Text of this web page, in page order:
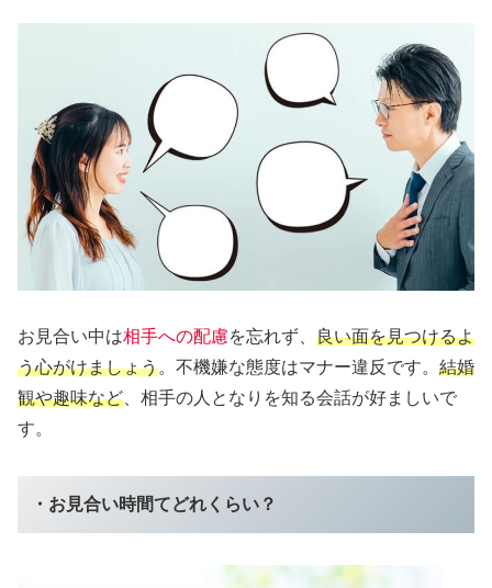
お見合い中は相手への配慮を忘れず、 良い面を見つけるよ
う心がけましょう。不機嫌な態度はマナー違反です。 結婚
観や趣味など、相手の人となりを知る会話が好ましいで
す。
・お見合い時間てどれくらい？